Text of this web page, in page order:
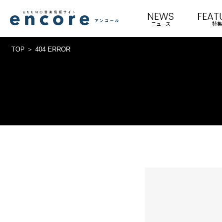
NEWS
ニュース 特集
TOP 404 ERROR